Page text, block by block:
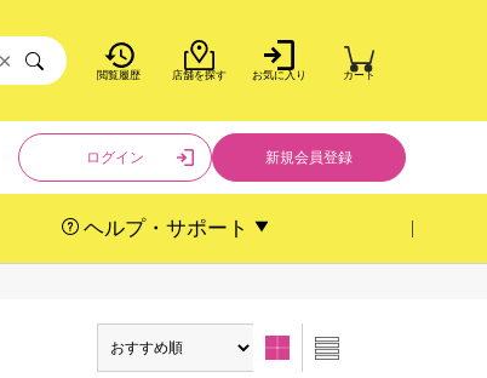
閲覧履歴 店舗を探す お気に入り カート
×
ログイン 新規会員登録
ヘルプ・サポート